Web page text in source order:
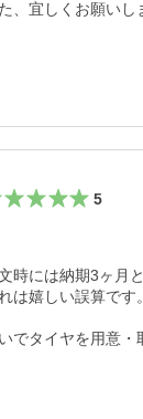
、宜しくお願いし
5
時には納期3ヶ月
は嬉しい誤算です。
でタイヤを用意・